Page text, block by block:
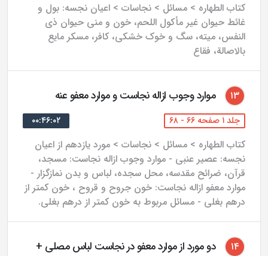
کتاب الطهاره > مسائل > نجاسات > اعیان نجسه: بول و
غائط حیوان غیر مأکول اللحم، خون و منی حیوان ذی
النفس، میته، سگ و خوک خشکی، کافر، مسکر مایع
بالاصالة، فقاع
۱۳ موارد وجوب ازاله نجاست و موارد معفو عنه
جلد ۱ صفحه ۶۶ - ۶۸ ۰۰:۴۶:۰۲
کتاب الطهاره > مسائل > نجاسات > مورد یازدهم از اعیان
نجسه: عصیر عنبی - موارد وجوب ازاله نجاست: مسجد،
قرآن، ضرائح مقدسه، محل سجده، لباس و بدن نمازگزار -
موارد معفو ازاله نجاست: خون جروح و قروح ، خون کمتر از
درهم بغلی - مسائل مربوط به خون کمتر از درهم بغلی.
۱۴
دو مورد از موارد معفو در نجاست لباس مصلی +